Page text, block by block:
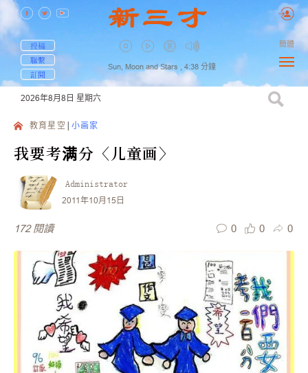
投稿
聯繫
訂閱
Sun, Moon and Stars , 4:38 分鐘
簡體
2026年8月8日 星期六
教育星空 小画家
我要考满分〈儿童画〉
Administrator
2011年10月15日
172 閱讀 0 0 0